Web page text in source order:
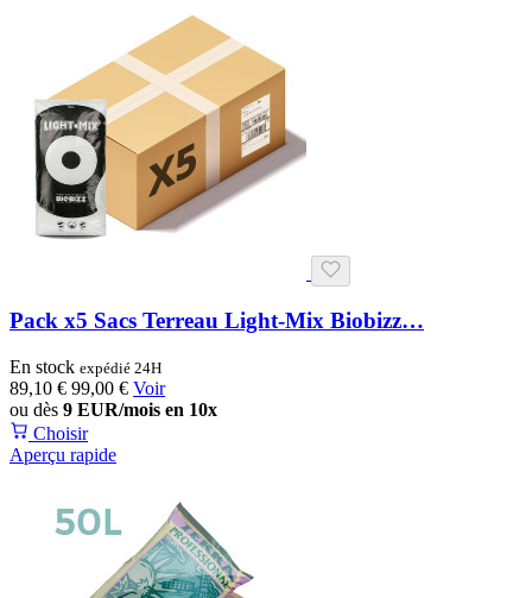
Pack x5 Sacs Terreau Light-Mix Biobizz…
En stock expédié 24H
89,10 € 99,00 € Voir
ou dès 9 EUR/mois en 10x
Choisir
Aperçu rapide